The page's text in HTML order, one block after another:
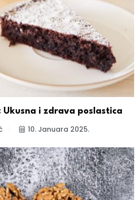
Ukusna i zdrava poslastica
10. Januara 2025.